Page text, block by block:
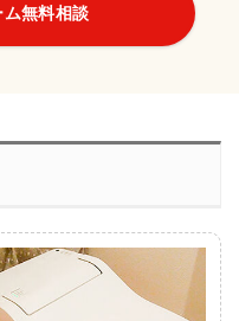
ム無料相談